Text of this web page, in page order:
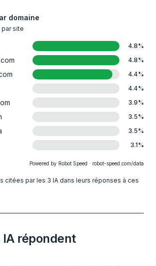
domaine
par site
4.8%
4.8%
4.4%
4.4%
3.9%
3.5%
3.5%
3.1%
Powered by Robot Speed · robot-speed.com/data
citées par les 3 IA dans leurs réponses à ces
IA répondent